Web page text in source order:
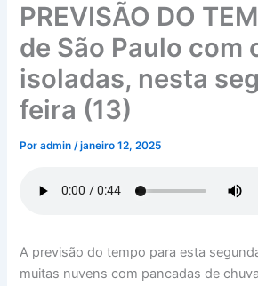
PREVISÃO DO
de São Paulo com
isoladas, nesta
feira (13)
Poradmin/janeiro 12, 2025
A previsão do tempo para esta
muitas nuvens com pancadas de